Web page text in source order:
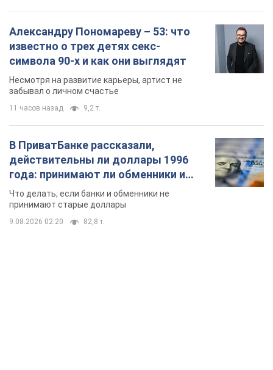
Александру Пономареву – 53: что
известно о трех детях секс-
символа 90-х и как они выглядят
Несмотря на развитие карьеры, артист не
забывал о личном счастье
11 часов назад 9,2 т.
В ПриватБанке рассказали,
действительны ли доллары 1996
года: принимают ли обменники и
банки такие купюры
Что делать, если банки и обменники не
принимают старые доллары
9.08.2026 02:20 82,8 т.